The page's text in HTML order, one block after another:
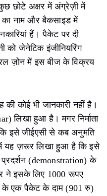
छोटे अक्षर में अंग्रेज़ी में
नाम और बैकसाइड में
हैं। पैकेट पर दी
को जेनेटिक इंजीनियरिंग
ज़ोन में इस बीज के विक्रय
कोई भी जानकारी नहीं है।
लिखा हुआ है। मगर निर्माता
इसे जीईएसी से कब अनुमति
यह ज़रूर लिखा हुआ है कि इसे
(demonstration) के
ने इसके लिए 1000 रूपए
के एक पैकेट के दाम (901 रु)